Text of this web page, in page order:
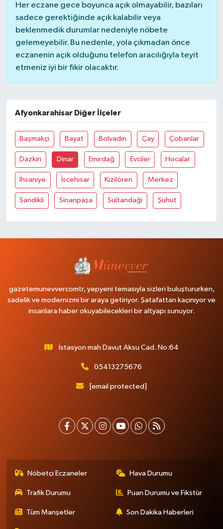
Her eczane gece boyunca açık olmayabilir, bazıları
sadece gerektiğinde açık kalabilir veya
beklenmedik durumlar nedeniyle nöbete
gelemeyebilir. Bu nedenle, yola çıkmadan önce
eczanenin açık olduğunu telefon aracılığıyla teyit
etmeniz iyi bir fikir olacaktır.
Afyonkarahisar Diğer İlçeler
Başmakçi Bayat Bolvadin Çay Çobanlar
Dazkiri Dinar Emirdağ Evciler Hocalar
İhsaniye İscehisar Kizilören Merkez
Sandikli Sinanpaşa Sultandaği Şuhut
gazetemunevvercomtr, yepyeni temasıyla sizleri buluştururken,
sadelik ve modernizmi bir araya getiriyor. Şatafattan kaçınıyor ve
insanlara haber okuyabilecekleri bir altyapı sunuyor.
İstasyon mah Davut Aksu Cad. No:64
05413275676
[email protected]
Nöbetçi Eczaneler Hava Durumu
Trafik Durumu Puan Durumu ve Fikstür
Tüm Manşetler Son Dakika Haberleri